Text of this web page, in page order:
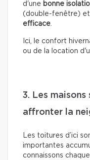
d'une bonne
(double-fenêtre) et
efficace.
Ici, le confort
ou de la location
3. Les
affronter la
Les toitures d’ici
importantes
connaissons